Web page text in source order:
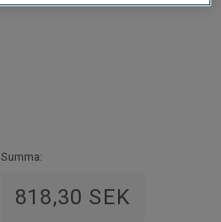
Summa:
818,30 SEK